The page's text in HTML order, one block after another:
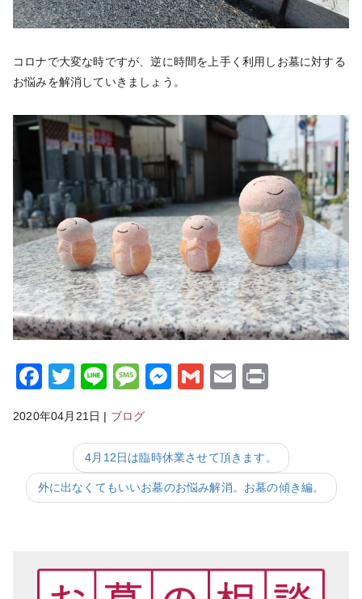
コロナで大変な時ですが、逆に時間を上手く利用しお墓に対する
お悩みを解消していきましょう。
Facebook
Twitter
LineMessage
Messenger
GmailEmail
2020年04月21日 | ブログ
4月12日は臨時休業させて頂きます。
外に出なくてもいいお墓のお悩み解消。お墓の傾き編。